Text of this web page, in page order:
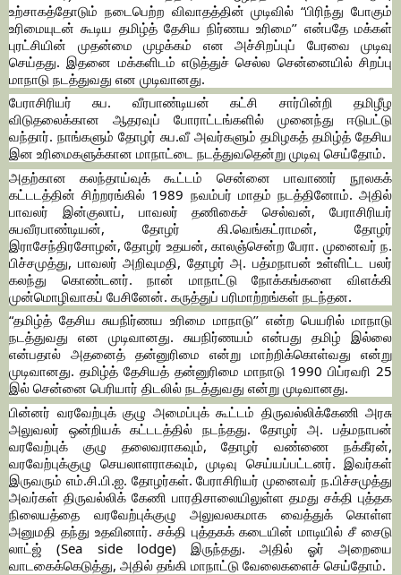
உற்சாகத்தோடும் நடைபெற்ற விவாதத்தின் முடிவில் “பிரிந்து போகும்
உரிமையுடன் கூடிய தமிழ்த் தேசிய நிர்ணய உரிமை’’ என்பதே மக்கள்
புரட்சியின் முதன்மை முழக்கம் என அச்சிறப்புப் பேரவை முடிவு
செய்தது. இதனை மக்களிடம் எடுத்துச் செல்ல சென்னையில் சிறப்பு
மாநாடு நடத்துவது என முடிவானது.
பேராசிரியர் சுப. வீரபாண்டியன் கட்சி சார்பின்றி தமிழீழ
விடுதலைக்கான ஆதரவுப் போராட்டங்களில் முனைந்து ஈடுபட்டு
வந்தார். நாங்களும் தோழர் சுப.வீ அவர்களும் தமிழகத் தமிழ்த் தேசிய
இன உரிமைகளுக்கான மாநாட்டை நடத்துவதென்று முடிவு செய்தோம்.
அதற்கான கலந்தாய்வுக் கூட்டம் சென்னை பாவாணர் நூலகக்
கட்டடத்தின் சிற்றரங்கில் 1989 நவம்பர் மாதம் நடத்தினோம். அதில்
பாவலர் இன்குலாப், பாவலர் தணிகைச் செல்வன், பேராசிரியர்
சுபவீரபாண்டியன், தோழர் கி.வெங்கட்ராமன், தோழர்
இராசேந்திரசோழன், தோழர் உதயன், காலஞ்சென்ற பேரா. முனைவர் ந.
பிச்சமுத்து, பாவலர் அறிவுமதி, தோழர் அ. பத்மநாபன் உள்ளிட்ட பலர்
கலந்து கொண்டனர். நான் மாநாட்டு நோக்கங்களை விளக்கி
முன்மொழிவாகப் பேசினேன். கருத்துப் பரிமாற்றங்கள் நடந்தன.
“தமிழ்த் தேசிய சுயநிர்ணய உரிமை மாநாடு’’ என்ற பெயரில் மாநாடு
நடத்துவது என முடிவானது. சுயநிர்ணயம் என்பது தமிழ் இல்லை
என்பதால் அதனைத் தன்னுரிமை என்று மாற்றிக்கொள்வது என்று
முடிவானது. தமிழ்த் தேசியத் தன்னுரிமை மாநாடு 1990 பிப்ரவரி 25
இல் சென்னை பெரியார் திடலில் நடத்துவது என்று முடிவானது.
பின்னர் வரவேற்புக் குழு அமைப்புக் கூட்டம் திருவல்லிக்கேணி அரசு
அலுவலர் ஒன்றியக் கட்டடத்தில் நடந்தது. தோழர் அ. பத்மநாபன்
வரவேற்புக் குழு தலைவராகவும், தோழர் வண்ணை நக்கீரன்,
வரவேற்புக்குழு செயலாளராகவும், முடிவு செய்யப்பட்டனர். இவர்கள்
இருவரும் எம்.சி.பி.ஐ. தோழர்கள். பேராசிரியர் முனைவர் ந.பிச்சமுத்து
அவர்கள் திருவல்லிக் கேணி பாரதிசாலையிலுள்ள தமது சக்தி புத்தக
நிலையத்தை வரவேற்புக்குழு அலுவலகமாக வைத்துக் கொள்ள
அனுமதி தந்து உதவினார். சக்தி புத்தகக் கடையின் மாடியில் சீ சைடு
லாட்ஜ் (Sea side lodge) இருந்தது. அதில் ஓர் அறையை
வாடகைக்கெடுத்து, அதில் தங்கி மாநாட்டு வேலைகளைச் செய்தோம்.